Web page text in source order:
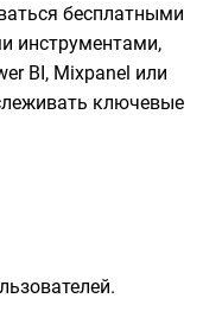
бесплатными
инструментами,
BI, Mixpanel или
ключевые